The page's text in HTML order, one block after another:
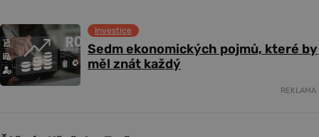
Sedm ekonomických pojmů, které by
měl znát každý
Investice
REKLAMA